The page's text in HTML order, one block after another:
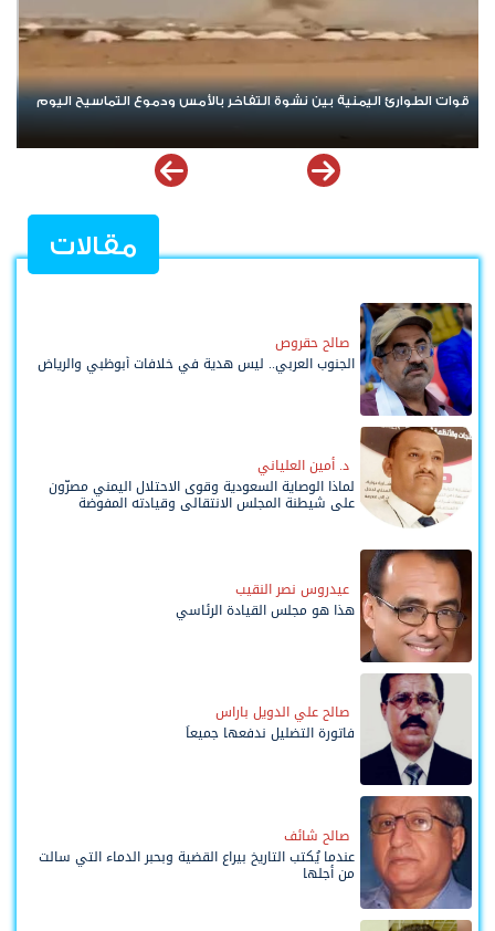
تصعيد جديد يهز مأرب وحضرموت.. الهجوم الحوثي يخلط الأوراق ويعيد
مقالات
صالح حقروص
الجنوب العربي.. ليس هدية في خلافات أبوظبي والرياض
د. أمين العلياني
لماذا الوصاية السعودية وقوى الاحتلال اليمني مصرّون
على شيطنة المجلس الانتقالي وقيادته المفوضة
عيدروس نصر النقيب
هذا هو مجلس القيادة الرئاسي
صالح علي الدويل باراس
فاتورة التضليل ندفعها جميعاً
صالح شائف
عندما يُكتب التاريخ بيراع القضية وبحبر الدماء التي سالت
من أجلها